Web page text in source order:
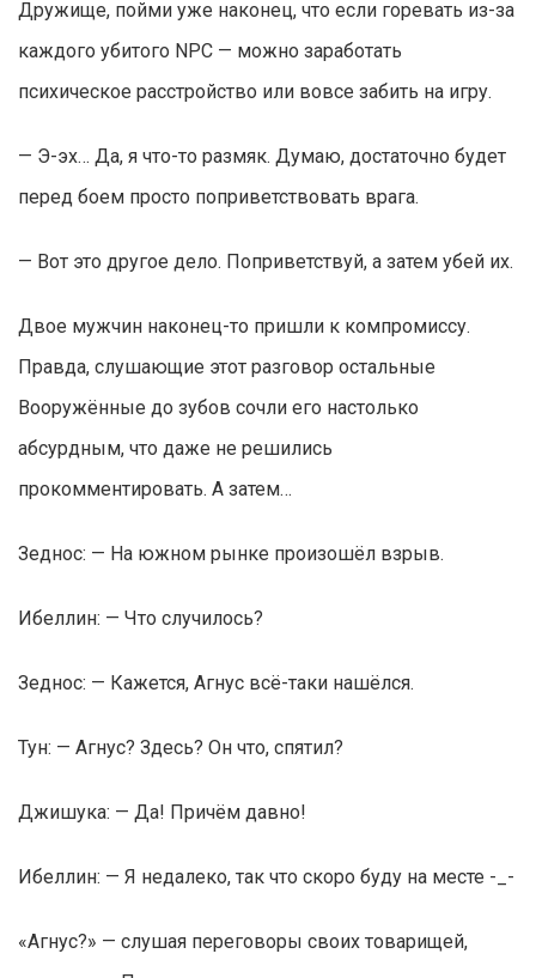
Дружище, пойми уже наконец, что если горевать из-за
каждого убитого NPC — можно заработать
психическое расстройство или вовсе забить на игру.
— Э-эх… Да, я что-то размяк. Думаю, достаточно будет
перед боем просто поприветствовать врага.
— Вот это другое дело. Поприветствуй, а затем убей их.
Двое мужчин наконец-то пришли к компромиссу.
Правда, слушающие этот разговор остальные
Вооружённые до зубов сочли его настолько
абсурдным, что даже не решились
прокомментировать. А затем…
Зеднос: — На южном рынке произошёл взрыв.
Ибеллин: — Что случилось?
Зеднос: — Кажется, Агнус всё-таки нашёлся.
Тун: — Агнус? Здесь? Он что, спятил?
Джишука: — Да! Причём давно!
Ибеллин: — Я недалеко, так что скоро буду на месте -_-
«Агнус?» — слушая переговоры своих товарищей,